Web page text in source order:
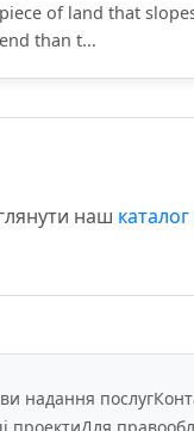
piece of land that
end than t...
наш каталог
надання послуг